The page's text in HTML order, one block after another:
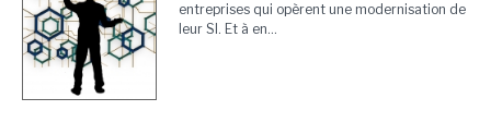
entreprises qui opèrent une modernisation de
leur SI. Et à en...